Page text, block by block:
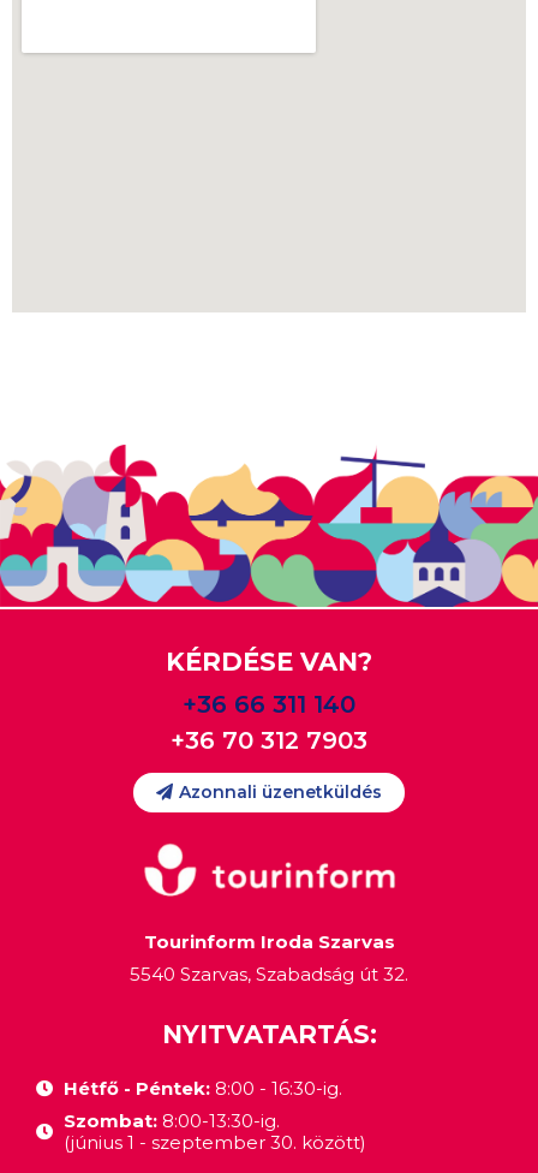
KÉRDÉSE VAN?
+36 66 311 140
+36 70 312 7903
Azonnali üzenetküldés
Tourinform Iroda Szarvas
5540 Szarvas, Szabadság út 32.
NYITVATARTÁS:
Hétfő - Péntek:8:00 - 16:30-ig.
Szombat: 8:00-13:30-ig.
(június 1 - szeptember 30. között)